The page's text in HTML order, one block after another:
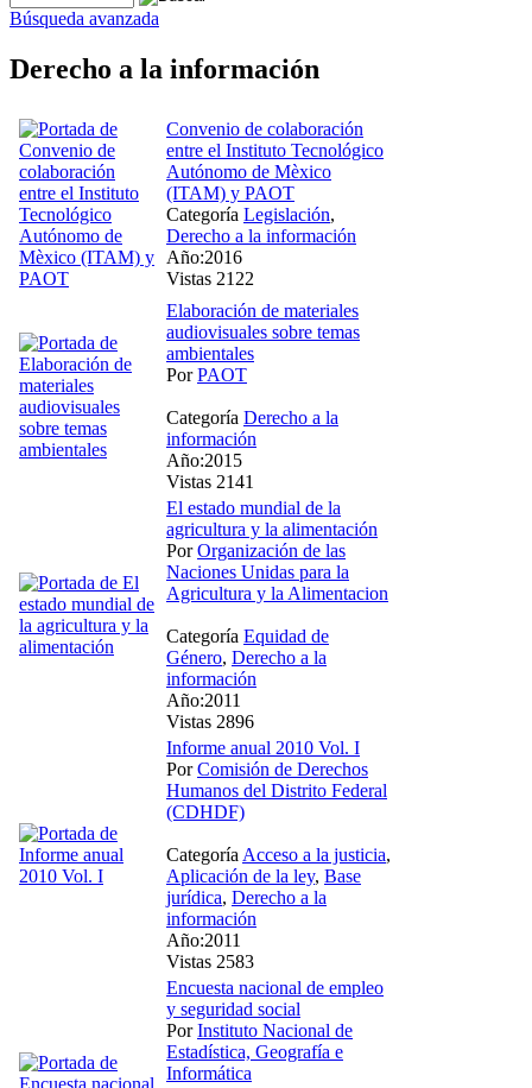
Búsqueda avanzada
Derecho a la información
Convenio de colaboración
entre el Instituto Tecnológico
Autónomo de Mèxico
(ITAM) y PAOT
Categoría Legislación,
Derecho a la información
Año:2016
Vistas 2122
Elaboración de materiales
audiovisuales sobre temas
ambientales
PorPAOT
Categoría Derecho a la
información
Año:2015
Vistas 2141
El estado mundial de la
agricultura y la alimentación
PorOrganización de las
Naciones Unidas para la
Agricultura y la Alimentacion
Categoría Equidad de
Género, Derecho a la
información
Año:2011
Vistas 2896
Informe anual 2010 Vol. I
PorComisión de Derechos
Humanos del Distrito Federal
(CDHDF)
Categoría Acceso a la justicia,
Aplicación de la ley, Base
jurídica, Derecho a la
información
Año:2011
Vistas 2583
Encuesta nacional de empleo
y seguridad social
PorInstituto Nacional de
Estadística, Geografía e
Informática